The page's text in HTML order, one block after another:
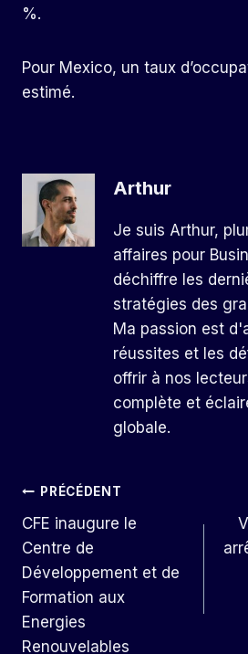
%.
Pour Mexico, un taux
estimé.
Arthur
Je suis Arthur,
affaires pour
déchiffre les
stratégies des
Ma passion est
réussites et les
offrir à nos
complète et
globale.
Navigation
De
L’article
PRÉCÉDENT
CFE inaugure le
Centre de
Développement et de
Formation aux
Energies
Renouvelables